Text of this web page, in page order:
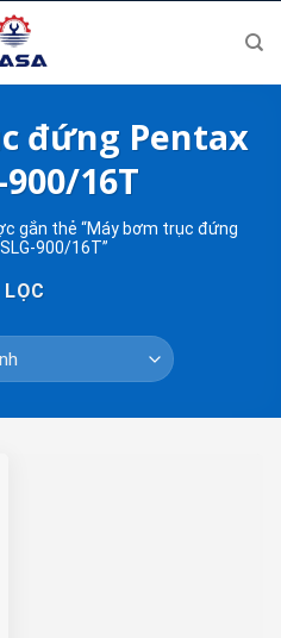
đứng Pentax
900/16T
gắn thẻ “Máy bơm trục đứng
900/16T”
LỌC